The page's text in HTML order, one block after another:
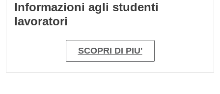
Informazioni agli studenti
lavoratori
SCOPRI DI PIU'